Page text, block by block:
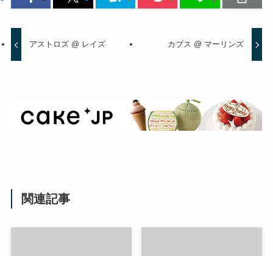
アストロズ @ レイズ カブス @ マーリンズ
関連記事